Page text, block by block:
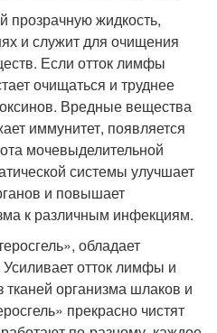
прозрачную жидкость,
и служит для очищения
Если отток лимфы
очищаться и труднее
Вредные вещества
иммунитет, появляется
мочевыделительной
системы улучшает
и повышает
к различным инфекциям.
обладает
отток лимфы и
организма шлаков и
прекрасно чистят